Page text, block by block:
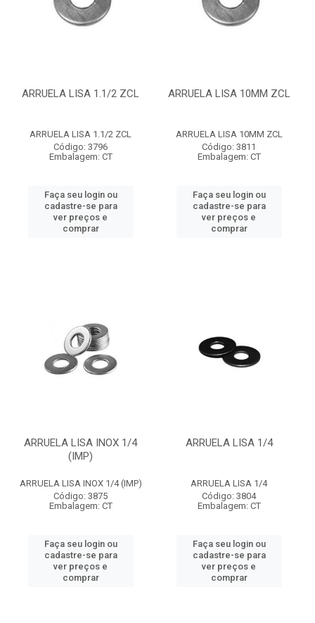
ARRUELA LISA 1.1/2 ZCL
ARRUELA LISA 1.1/2 ZCL
Código: 3796
Embalagem: CT
Faça seu login ou
cadastre-se para
ver preços e
comprar
ARRUELA LISA 10MM ZCL
ARRUELA LISA 10MM ZCL
Código: 3811
Embalagem: CT
Faça seu login ou
cadastre-se para
ver preços e
comprar
ARRUELA LISA INOX 1/4
(IMP)
ARRUELA LISA INOX 1/4 (IMP)
Código: 3875
Embalagem: CT
Faça seu login ou
cadastre-se para
ver preços e
comprar
ARRUELA LISA 1/4
ARRUELA LISA 1/4
Código: 3804
Embalagem: CT
Faça seu login ou
cadastre-se para
ver preços e
comprar